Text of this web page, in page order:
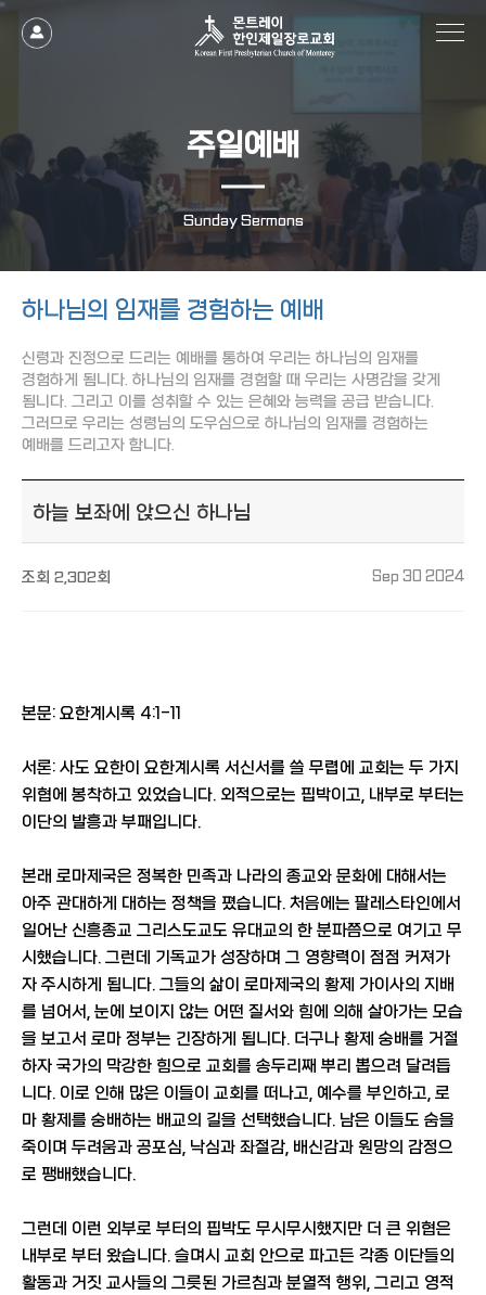
주일예배
Sunday Sermons
하나님의 임재를 경험하는 예배
신령과 진정으로 드리는 예배를 통하여 우리는 하나님의 임재를
경험하게 됩니다. 하나님의 임재를 경험할 때 우리는 사명감을 갖게
됩니다. 그리고 이를 성취할 수 있는 은혜와 능력을 공급 받습니다.
그러므로 우리는 성령님의 도우심으로 하나님의 임재를 경험하는
예배를 드리고자 합니다.
하늘 보좌에 앉으신 하나님
조회 2,302회 Sep 30 2024
본문: 요한계시록 4:1-11
서론: 사도 요한이 요한계시록 서신서를 쓸 무렵에 교회는 두 가지
위협에 봉착하고 있었습니다. 외적으로는 핍박이고, 내부로 부터는
이단의 발흥과 부패입니다.
본래 로마제국은 정복한 민족과 나라의 종교와 문화에 대해서는
아주 관대하게 대하는 정책을 폈습니다. 처음에는 팔레스타인에서
일어난 신흥종교 그리스도교도 유대교의 한 분파쯤으로 여기고 무
시했습니다. 그런데 기독교가 성장하며 그 영향력이 점점 커져가
자 주시하게 됩니다. 그들의 삶이 로마제국의 황제 가이사의 지배
를 넘어서, 눈에 보이지 않는 어떤 질서와 힘에 의해 살아가는 모습
을 보고서 로마 정부는 긴장하게 됩니다. 더구나 황제 숭배를 거절
하자 국가의 막강한 힘으로 교회를 송두리째 뿌리 뽑으려 달려듭
니다. 이로 인해 많은 이들이 교회를 떠나고, 예수를 부인하고, 로
마 황제를 숭배하는 배교의 길을 선택했습니다. 남은 이들도 숨을
죽이며 두려움과 공포심, 낙심과 좌절감, 배신감과 원망의 감정으
로 팽배했습니다.
그런데 이런 외부로 부터의 핍박도 무시무시했지만 더 큰 위협은
내부로 부터 왔습니다. 슬며시 교회 안으로 파고든 각종 이단들의
활동과 거짓 교사들의 그릇된 가르침과 분열적 행위, 그리고 영적